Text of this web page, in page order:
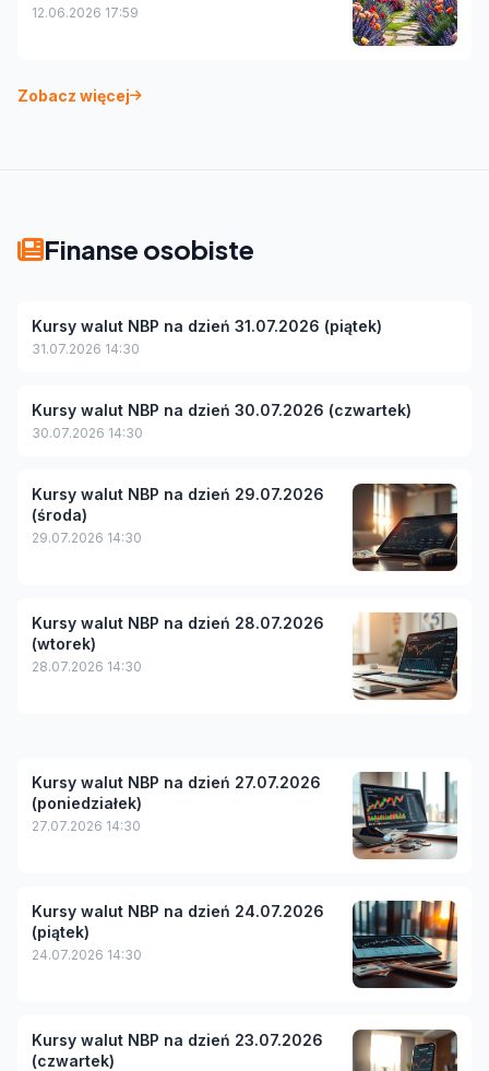
12.06.2026 17:59
Zobacz więcej
Finanse osobiste
Kursy walut NBP na dzień 31.07.2026 (piątek)
31.07.2026 14:30
Kursy walut NBP na dzień 30.07.2026 (czwartek)
30.07.2026 14:30
Kursy walut NBP na dzień 29.07.2026
(środa)
29.07.2026 14:30
Kursy walut NBP na dzień 28.07.2026
(wtorek)
28.07.2026 14:30
Kursy walut NBP na dzień 27.07.2026
(poniedziałek)
27.07.2026 14:30
Kursy walut NBP na dzień 24.07.2026
(piątek)
24.07.2026 14:30
Kursy walut NBP na dzień 23.07.2026
(czwartek)